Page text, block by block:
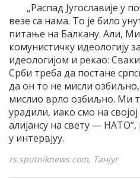
„Распад Југославије у
везе са нама. То је било
питање на Балкану. Али,
комунистичку идеологију
идеологијом и рекао:
Срби треба да постане
да он то не мисли озбиљно,
мислио врло озбиљно. Ми
урадили, иако смо на
алијансу на свету —
у интервјуу.
rs.sputniknews.com, Танјуг